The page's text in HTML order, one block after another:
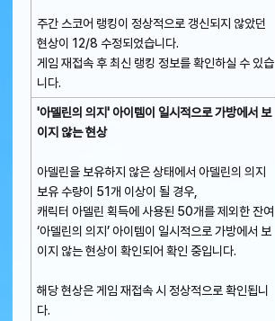
주간 스코어 랭킹이 정상적으로 갱신되지 않았던
현상이 12/8 수정되었습니다.
게임 재접속 후 최신 랭킹 정보를 확인하실 수 있습
니다.
'아델린의 의지' 아이템이 일시적으로 가방에서 보
이지 않는 현상
아델린을 보유하지 않은 상태에서 아델린의 의지
보유 수량이 51개 이상이 될 경우,
캐릭터 아델린 획득에 사용된 50개를 제외한 잔여
‘아델린의 의지’ 아이템이 일시적으로 가방에서 보
이지 않는 현상이 확인되어 확인 중입니다.
해당 현상은 게임 재접속 시 정상적으로 확인됩니
다.